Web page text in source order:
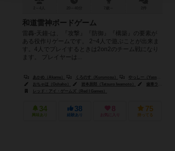
和道雷神ボードゲーム
雷轟-天鐘-は、『攻撃』『防御』『構築』の要素が
ある役作りゲームです。 2~4人で遊ぶことが出来ま
す。4人でプレイするときは2on2のチーム戦になり
ます。 プレイヤーは...
あかめ（Akame） くろのす（Kurunosu）
やっしー（Yassy）
おちゃほ（Ochaho）
岩本辰郎（Tatsuro Iwamoto）
歯車ラプト（Raputo Haguruma）
レッド・アイ・ゲームズ（Red I Games）
34
興味あり
38
経験あり
8
お気に入り
75
持ってる